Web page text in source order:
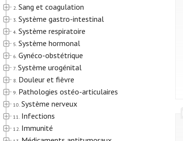
2. Sang et coagulation
3. Système gastro-intestinal
4. Système respiratoire
5. Système hormonal
6. Gynéco-obstétrique
7. Système urogénital
8. Douleur et fièvre
9. Pathologies ostéo-articulaires
10. Système nerveux
11. Infections
12. Immunité